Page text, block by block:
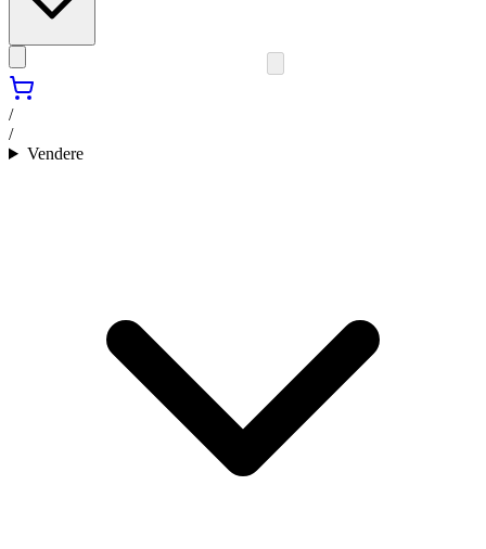
/
/
Vendere